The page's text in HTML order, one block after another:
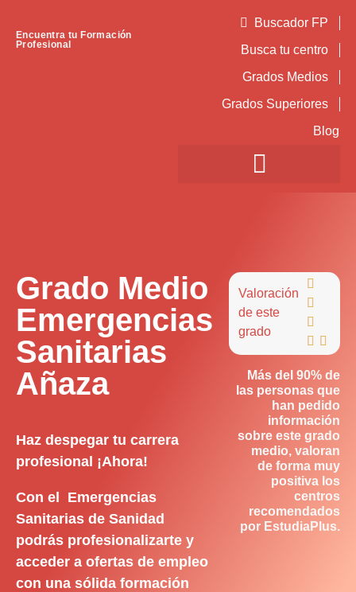
Encuentra tu Formación
Profesional
Buscador FP
Busca tu centro
Grados Medios
Grados Superiores
Blog
Grado Medio
Emergencias
Sanitarias
Añaza
Haz despegar tu carrera
profesional ¡Ahora!
Con el Emergencias
Sanitarias de Sanidad
podrás profesionalizarte y
acceder a ofertas de empleo
con una sólida formación
Valoración
de este
grado



 
Más del 90% de
las personas que
han pedido
información
sobre este grado
medio, valoran
de forma muy
positiva los
centros
recomendados
por EstudiaPlus.